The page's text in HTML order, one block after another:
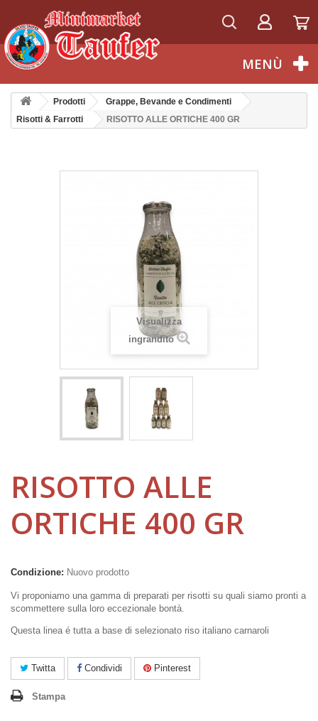
Italiano
MENÙ
Prodotti
Grappe, Bevande e Condimenti
Risotti & Farrotti
RISOTTO ALLE ORTICHE 400 GR
Visualizza
ingrandito
RISOTTO ALLE
ORTICHE 400 GR
Condizione: Nuovo prodotto
Vi proponiamo una gamma di preparati per risotti su quali siamo pronti a
scommettere sulla loro eccezionale bontà.
Questa linea é tutta a base di selezionato riso italiano carnaroli
Twitta Condividi Pinterest
Stampa